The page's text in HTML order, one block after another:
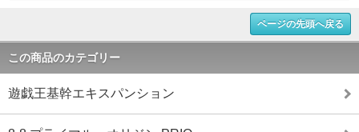
ページの先頭へ戻る
この商品のカテゴリー
遊戯王基幹エキスパンション